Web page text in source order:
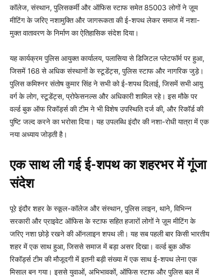
कॉलेज, संस्थान, पुलिसकर्मी और ऑफिस स्टाफ समेत 85003 लोगों ने ज़ूम
मीटिंग के जरिए नशामुक्ति और जागरूकता की ई-शपथ लेकर समाज में नशा-
मुक्त वातावरण के निर्माण का ऐतिहासिक संदेश दिया।
यह कार्यक्रम पुलिस आयुक्त कार्यालय, पलासिया से डिजिटल प्लेटफॉर्म पर हुआ,
जिसमें 168 से अधिक संस्थानों के स्टूडेंट्स, पुलिस स्टाफ और नागरिक जुड़े।
पुलिस कमिश्नर संतोष कुमार सिंह ने सभी को ई-शपथ दिलाई, जिसमें सभी आयु
वर्ग के लोग, स्टूडेंट्स, प्रोफेसनल्स और अधिकारी शामिल रहे। इस मौके पर
वर्ल्ड बुक ऑफ रिकॉर्ड्स की टीम ने भी विशेष उपस्थिति दर्ज की, और रिकॉर्ड की
पुष्टि जल्द करने का भरोसा दिया। यह उपलब्धि इंदौर की नशा-रोधी यात्रा में एक
नया अध्याय जोड़ती है।
एक साथ ली गई ई-शपथ का शहरभर में गूंजा
संदेश
पूरे इंदौर शहर के स्कूल-कॉलेज और संस्थान, पुलिस लाइन, थाने, विभिन्न
सरकारी और प्राइवेट ऑफिस के स्टाफ सहित हजारों लोगों ने ज़ूम मीटिंग के
जरिए नशा छोड़े रखने की ऑनलाइन शपथ ली। यह सब पहली बार किसी भारतीय
शहर में एक साथ हुआ, जिससे समाज में बड़ा असर दिखा। वर्ल्ड बुक ऑफ
रिकॉर्ड्स टीम की मौजूदगी में इतनी बड़ी संख्या में एक साथ ई-शपथ लेना एक
मिसाल बन गया। इससे युवाओं, अभिभावकों, ऑफिस स्टाफ और पुलिस बल में